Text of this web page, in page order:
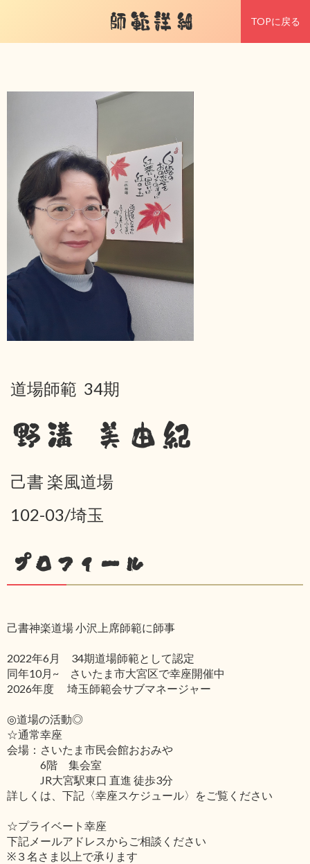
師範詳細 TOPに戻る
道場師範 34期
野溝 美由紀
己書 楽風道場
102-03/埼玉
プロフィール
己書神楽道場 小沢上席師範に師事
2022年6月 34期道場師範として認定
同年10月~ さいたま市大宮区で幸座開催中
2026年度 埼玉師範会サブマネージャー
◎道場の活動◎
☆通常幸座
会場：さいたま市民会館おおみや
6階 集会室
JR大宮駅東口 直進 徒歩3分
詳しくは、下記〈幸座スケジュール〉をご覧ください
☆プライベート幸座
下記メールアドレスからご相談ください
※３名さま以上で承ります